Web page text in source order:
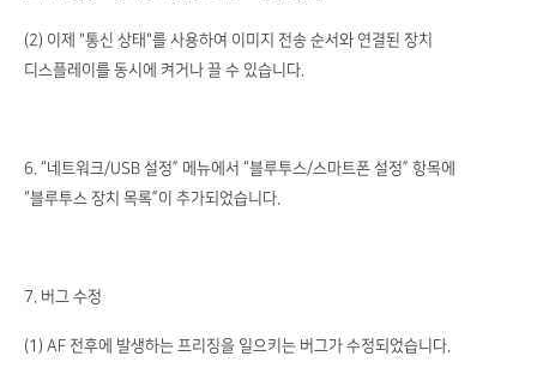
(2) 이제 "통신 상태"를 사용하여 이미지 전송 순서와 연결된 장치
디스플레이를 동시에 켜거나 끌 수 있습니다.
6. “네트워크/USB 설정” 메뉴에서 “블루투스/스마트폰 설정” 항목에
“블루투스 장치 목록”이 추가되었습니다.
7. 버그 수정
(1) AF 전후에 발생하는 프리징을 일으키는 버그가 수정되었습니다.